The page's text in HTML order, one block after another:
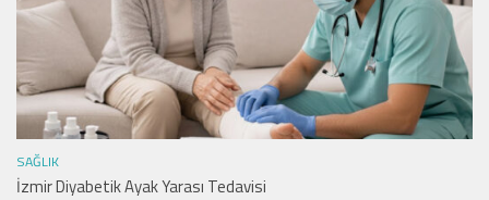
SAĞLIK
İzmir Diyabetik Ayak Yarası Tedavisi